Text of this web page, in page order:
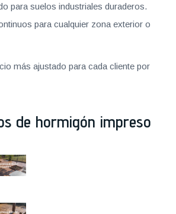
para suelos industriales duraderos.
para cualquier zona exterior o
más ajustado para cada cliente por
de hormigón impreso